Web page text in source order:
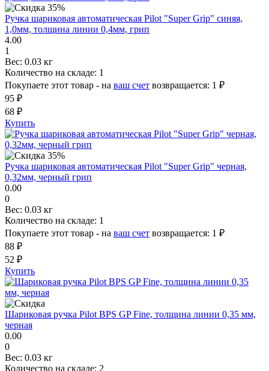
Ручка шариковая автоматическая Pilot "Super Grip" синяя,
1,0мм, толщина линии 0,4мм, грип
4.00
1
Вес: 0.03 кг
Количество на складе: 1
Покупаете этот товар - на ваш счет возвращается: 1 ₽
95 ₽
68 ₽
Купить
Ручка шариковая автоматическая Pilot "Super Grip" черная,
0,32мм, черный грип
0.00
0
Вес: 0.03 кг
Количество на складе: 1
Покупаете этот товар - на ваш счет возвращается: 1 ₽
88 ₽
52 ₽
Купить
Шариковая ручка Pilot BPS GP Fine, толщина линии 0,35 мм,
черная
0.00
0
Вес: 0.03 кг
Количество на складе: 2